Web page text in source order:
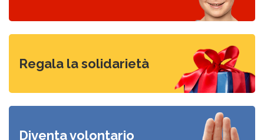
Regala la solidarietà
Diventa volontario